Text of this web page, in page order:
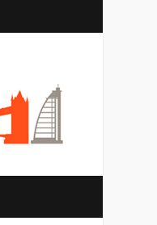
r
c
h